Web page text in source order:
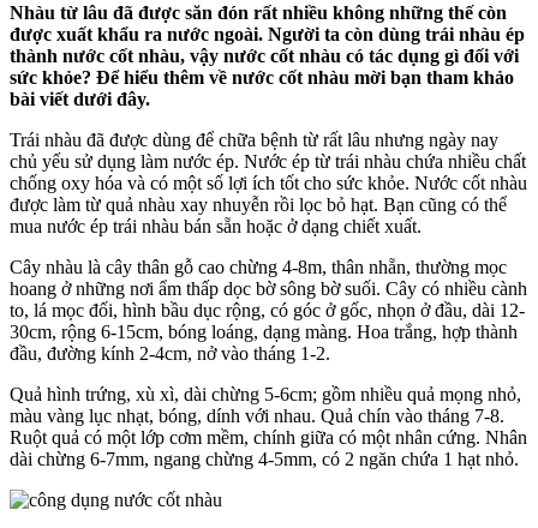
Nhàu từ lâu đã được săn đón rất nhiều không những thế còn
được xuất khẩu ra nước ngoài. Người ta còn dùng trái nhàu ép
thành nước cốt nhàu, vậy nước cốt nhàu có tác dụng gì đối với
sức khỏe? Để hiểu thêm về nước cốt nhàu mời bạn tham khảo
bài viết dưới đây.
Trái nhàu đã được dùng để chữa bệnh từ rất lâu nhưng ngày nay
chủ yếu sử dụng làm nước ép. Nước ép từ trái nhàu chứa nhiều chất
chống oxy hóa và có một số lợi ích tốt cho sức khỏe. Nước cốt nhàu
được làm từ quả nhàu xay nhuyễn rồi lọc bỏ hạt. Bạn cũng có thể
mua nước ép trái nhàu bán sẵn hoặc ở dạng chiết xuất.
Cây nhàu là cây thân gỗ cao chừng 4-8m, thân nhẵn, thường mọc
hoang ở những nơi ẩm thấp dọc bờ sông bờ suối. Cây có nhiều cành
to, lá mọc đối, hình bầu dục rộng, có góc ở gốc, nhọn ở đầu, dài 12-
30cm, rộng 6-15cm, bóng loáng, dạng màng. Hoa trắng, hợp thành
đầu, đường kính 2-4cm, nở vào tháng 1-2.
Quả hình trứng, xù xì, dài chừng 5-6cm; gồm nhiều quả mọng nhỏ,
màu vàng lục nhạt, bóng, dính với nhau. Quả chín vào tháng 7-8.
Ruột quả có một lớp cơm mềm, chính giữa có một nhân cứng. Nhân
dài chừng 6-7mm, ngang chừng 4-5mm, có 2 ngăn chứa 1 hạt nhỏ.